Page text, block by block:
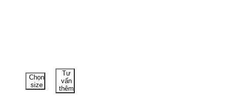
Chọn
size
Tư
vấn
thêm